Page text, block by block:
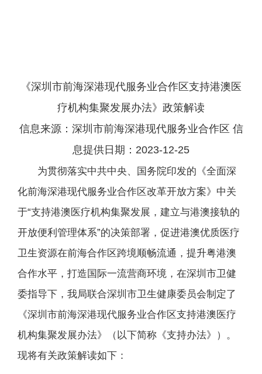
《深圳市前海深港现代服务业合作区支持港澳医
疗机构集聚发展办法》政策解读
信息来源：深圳市前海深港现代服务业合作区 信
息提供日期：2023-12-25
为贯彻落实中共中央、国务院印发的《全面深
化前海深港现代服务业合作区改革开放方案》中关
于“支持港澳医疗机构集聚发展，建立与港澳接轨的
开放便利管理体系”的决策部署，促进港澳优质医疗
卫生资源在前海合作区跨境顺畅流通，提升粤港澳
合作水平，打造国际一流营商环境，在深圳市卫健
委指导下，我局联合深圳市卫生健康委员会制定了
《深圳市前海深港现代服务业合作区支持港澳医疗
机构集聚发展办法》（以下简称《支持办法》）。
现将有关政策解读如下：